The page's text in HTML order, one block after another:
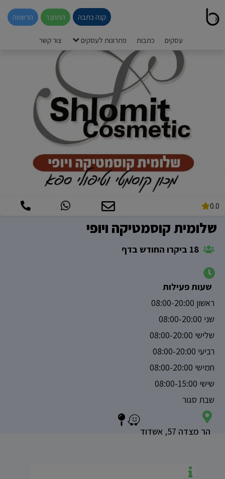
קנה כתבה התחבר הרשמה
עסקים כתבות פתרונות לעסקים צור קשר
0.0
שלומית קוסמטיקה ויופי
שעות פעילות
ראשון 08:00-20:00
שני 08:00-20:00
שלישי 08:00-20:00
רביעי 08:00-20:00
חמישי 08:00-20:00
שישי 08:00-15:00
שבת סגור
הר מצדה 57, אשדוד